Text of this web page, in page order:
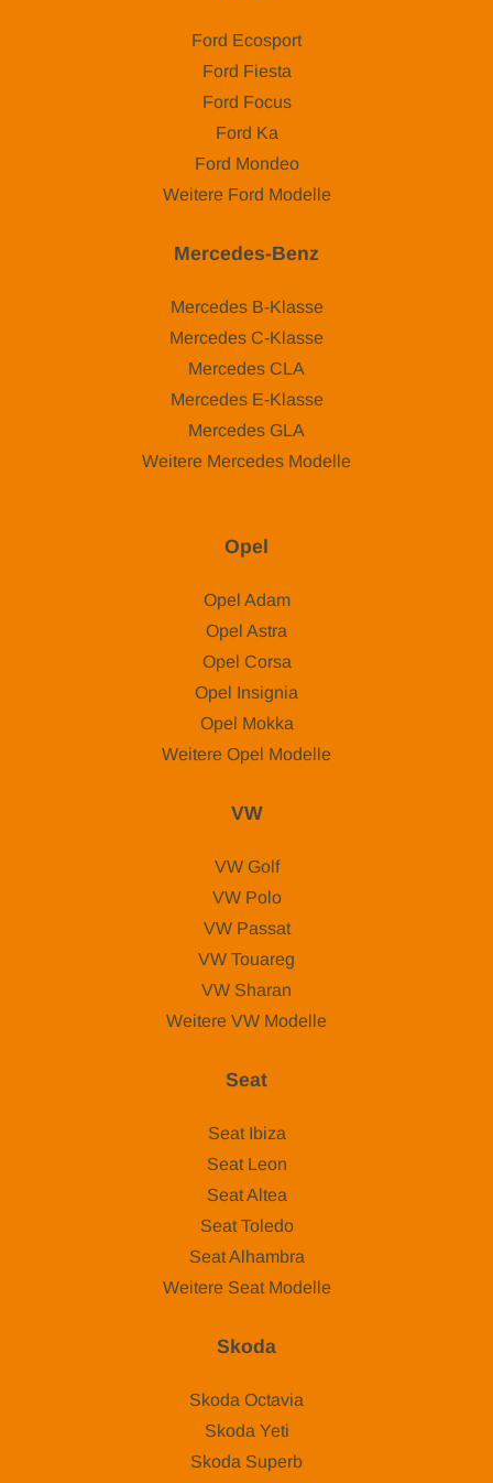
Ford Ecosport
Ford Fiesta
Ford Focus
Ford Ka
Ford Mondeo
Weitere Ford Modelle
Mercedes-Benz
Mercedes B-Klasse
Mercedes C-Klasse
Mercedes CLA
Mercedes E-Klasse
Mercedes GLA
Weitere Mercedes Modelle
Opel
Opel Adam
Opel Astra
Opel Corsa
Opel Insignia
Opel Mokka
Weitere Opel Modelle
VW
VW Golf
VW Polo
VW Passat
VW Touareg
VW Sharan
Weitere VW Modelle
Seat
Seat Ibiza
Seat Leon
Seat Altea
Seat Toledo
Seat Alhambra
Weitere Seat Modelle
Skoda
Skoda Octavia
Skoda Yeti
Skoda Superb